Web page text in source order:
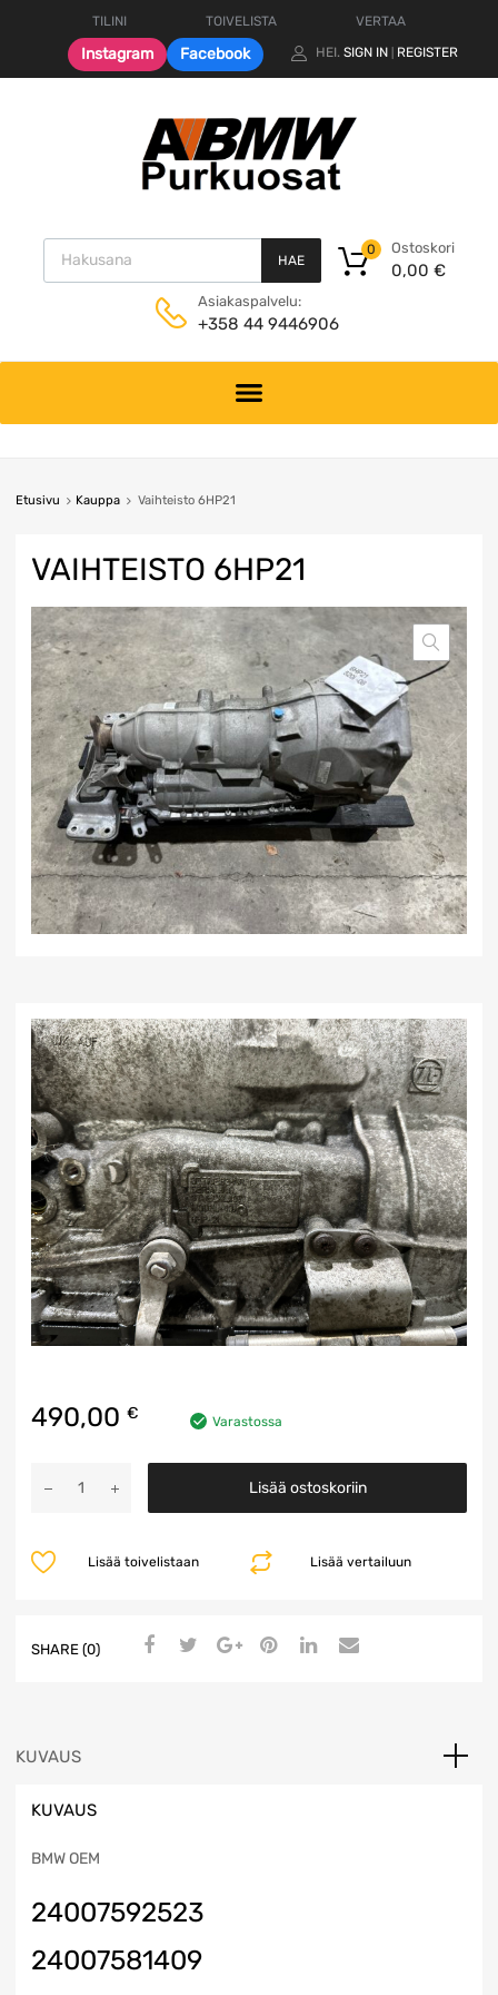
TILINI TOIVELISTA VERTAA
Instagram Facebook HEI. SIGN IN REGISTER
Products search
HAE
Ostoskori
0,00 €
0
Asiakaspalvelu:
+358 44 9446906
content
Etusivu Kauppa Vaihteisto 6HP21
VAIHTEISTO 6HP21
490,00 € Varastossa
6HP21
Lisää ostoskoriin
Lisää vertailuun
Lisää toivelistaan
SHARE (0)
KUVAUS
KUVAUS
BMW OEM
24007592523
24007581409